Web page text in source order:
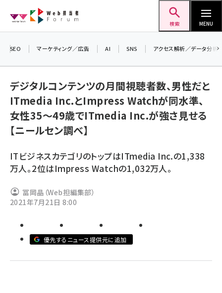
ン
検索 MENU
seo (3519)
ai (2801)
note (2310)
z世代 (1620)
llmo (1160)
SEO マーケティング／広告 AI SNS アクセス解析／データ分析
デジタルコンテンツの月間視聴者数、男性だと
ITmedia Inc.とImpress Watchが同水準、
女性35～49歳でITmedia Inc.が強さ見せる
【ニールセン調べ】
ITビジネスカテゴリのトップはITmedia Inc.の1,338
万人。2位はImpress Watchの1,032万人。
冨岡晶（Web担編集部）
2021年7月21日 8:00
優先するニュース提供元に追加
差